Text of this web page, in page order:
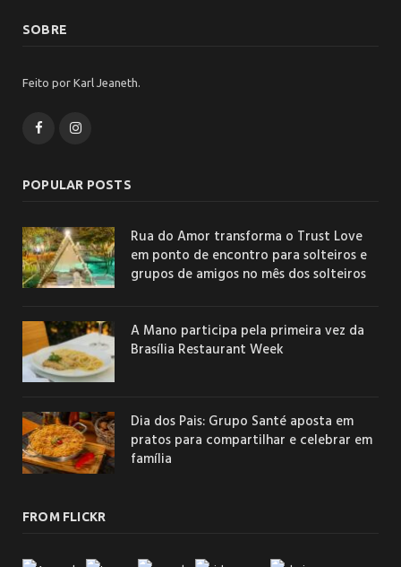
SOBRE
Feito por Karl Jeaneth.
FacebookInstagram
POPULAR POSTS
Rua do Amor transforma o Trust Love
em ponto de encontro para solteiros e
grupos de amigos no mês dos solteiros
A Mano participa pela primeira vez da
Brasília Restaurant Week
Dia dos Pais: Grupo Santé aposta em
pratos para compartilhar e celebrar em
família
FROM FLICKR